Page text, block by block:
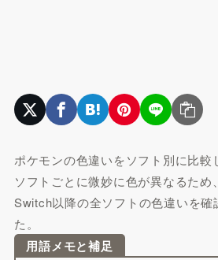
ポケモンの色違いをソフト別に比較
ソフトごとに微妙に色が異なるた
Switch以降の全ソフトの色違いを確
た。
用語メモと補足